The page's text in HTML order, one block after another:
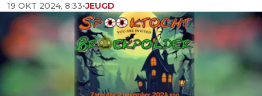
19 OKT 2024, 8:33•JEUGD